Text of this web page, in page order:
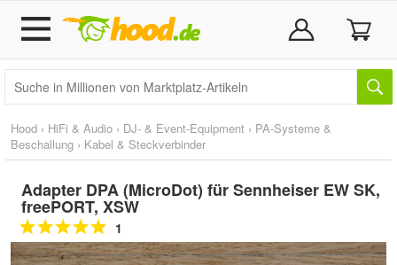
Hood › HiFi & Audio › DJ- & Event-Equipment › PA-Systeme &
Beschallung › Kabel & Steckverbinder
Adapter DPA (MicroDot) für Sennheiser EW SK,
freePORT, XSW
1